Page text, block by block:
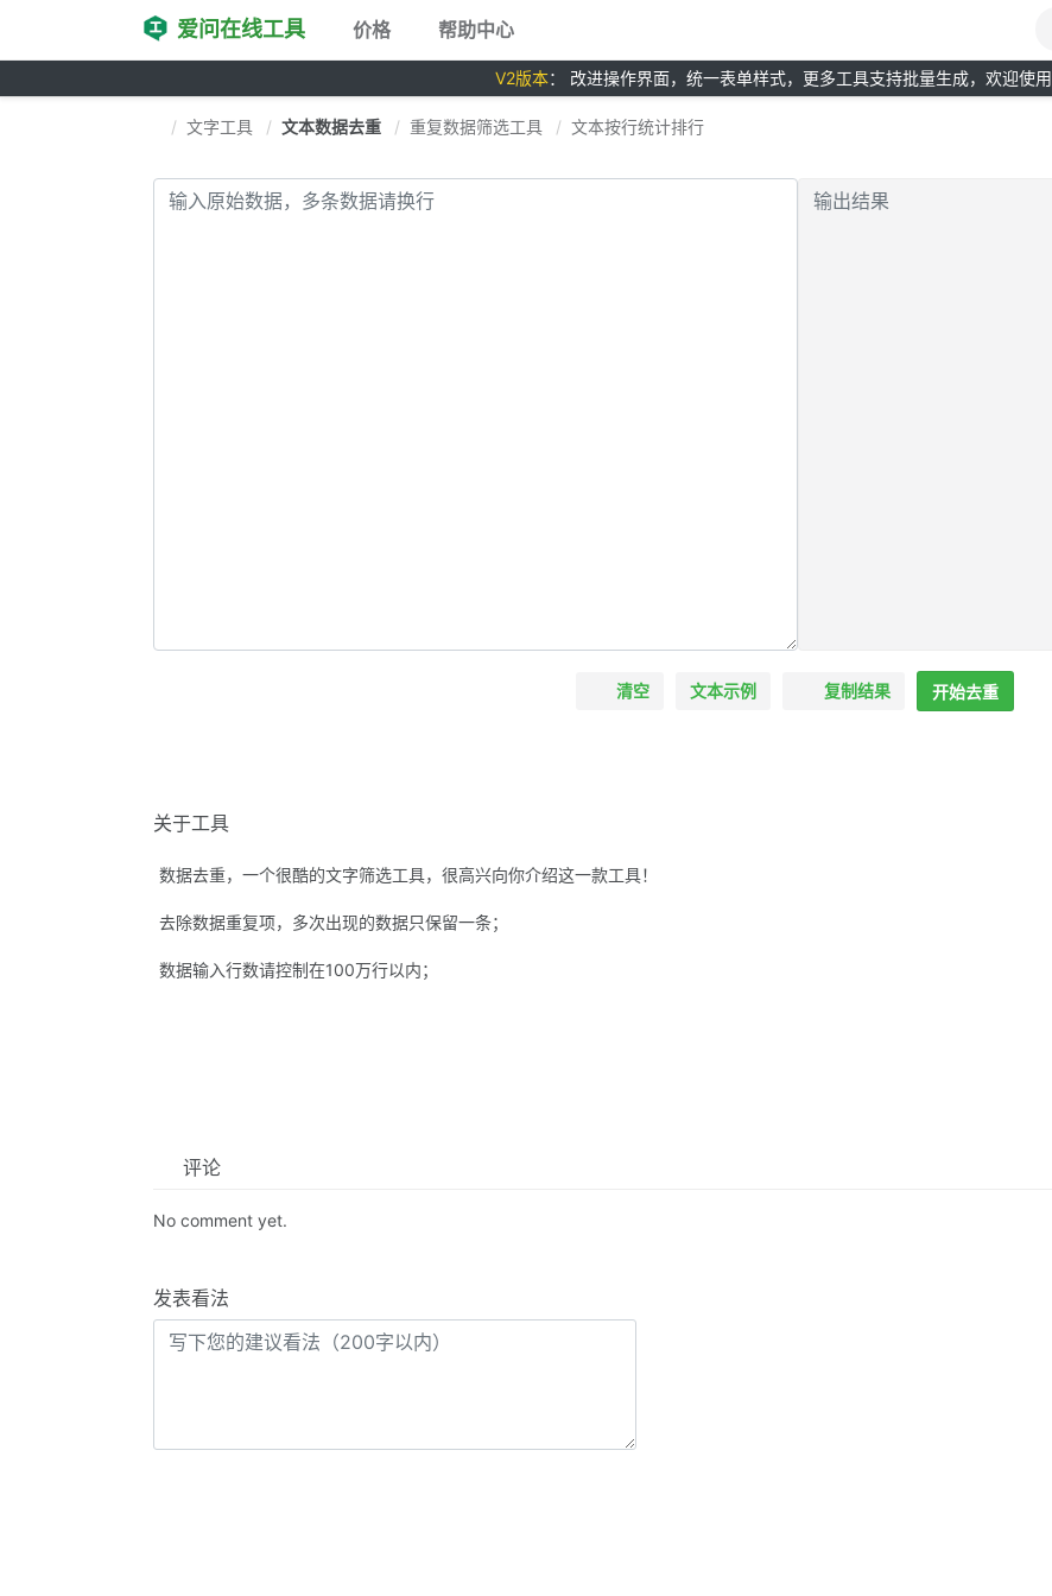
爱问在线工具 价格 帮助中心
V2版本： 改进操作界面，统一表单样式，更多工具支持批量生成，欢迎使用
文字工具 文本数据去重 重复数据筛选工具 文本按行统计排行
清空 文本示例 复制结果 开始去重
关于工具
数据去重，一个很酷的文字筛选工具，很高兴向你介绍这一款工具！
去除数据重复项，多次出现的数据只保留一条；
数据输入行数请控制在100万行以内；
评论
No comment yet.
发表看法